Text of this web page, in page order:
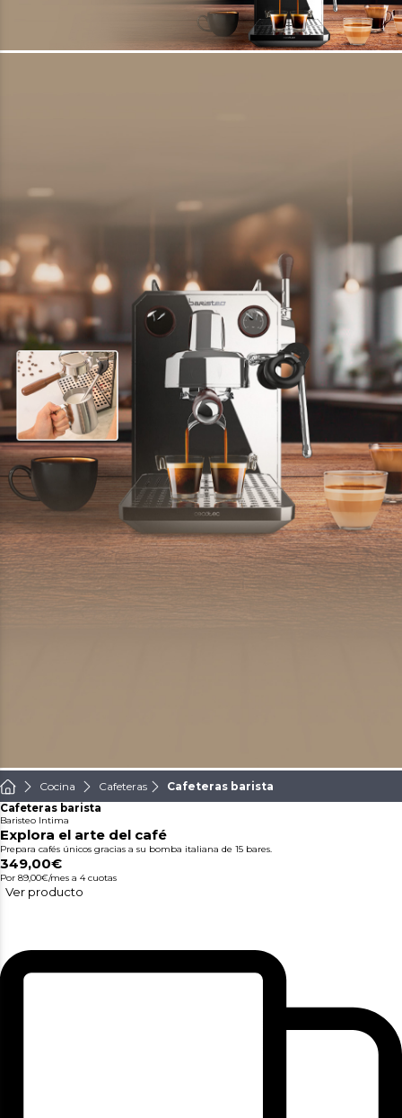
Cocina Cafeteras Cafeteras barista
Cafeteras barista
Baristeo Intima
Explora el arte del café
Prepara cafés únicos gracias a su bomba italiana de 15 bares.
349,00€
Por 89,00€/mes a 4 cuotas
Ver producto